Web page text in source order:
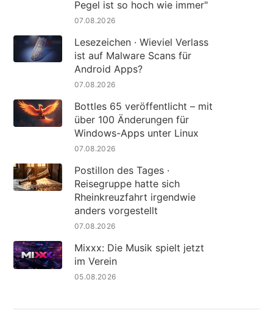
Pegel ist so hoch wie immer"
07.08.2026
Lesezeichen · Wieviel Verlass
ist auf Malware Scans für
Android Apps?
07.08.2026
Bottles 65 veröffentlicht – mit
über 100 Änderungen für
Windows-Apps unter Linux
07.08.2026
Postillon des Tages ·
Reisegruppe hatte sich
Rheinkreuzfahrt irgendwie
anders vorgestellt
07.08.2026
Mixxx: Die Musik spielt jetzt
im Verein
05.08.2026